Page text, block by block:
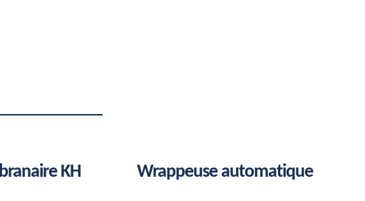
KH
Wrappeuse automatique